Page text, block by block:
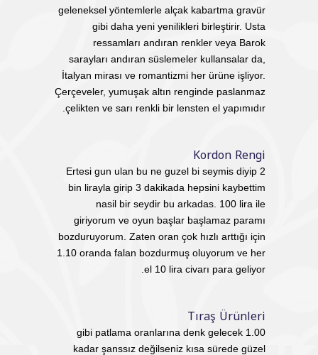
geleneksel yöntemlerle alçak kabartma gravür
gibi daha yeni yenilikleri birleştirir. Usta
ressamları andıran renkler veya Barok
sarayları andıran süslemeler kullansalar da,
İtalyan mirası ve romantizmi her ürüne işliyor.
Çerçeveler, yumuşak altın renginde paslanmaz
çelikten ve sarı renkli bir lensten el yapımıdır.
Kordon Rengi
Ertesi gun ulan bu ne guzel bi seymis diyip 2
bin lirayla girip 3 dakikada hepsini kaybettim
nasil bir seydir bu arkadas. 100 lira ile
giriyorum ve oyun başlar başlamaz paramı
bozduruyorum. Zaten oran çok hızlı arttığı için
1.10 oranda falan bozdurmuş oluyorum ve her
el 10 lira civarı para geliyor.
Tıraş Ürünleri
1.00 gibi patlama oranlarına denk gelecek
kadar şanssız değilseniz kısa sürede güzel